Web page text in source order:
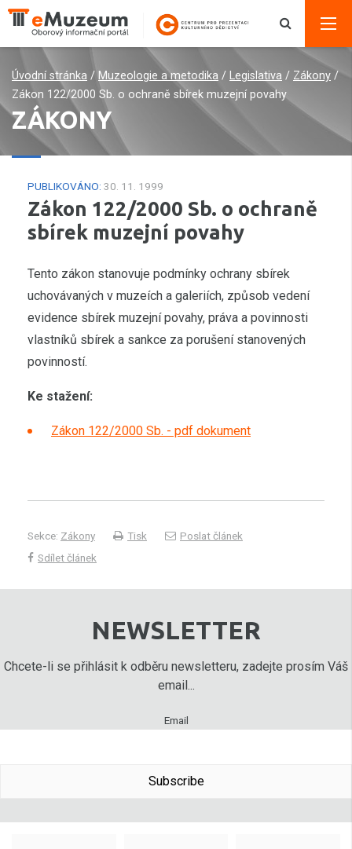
Úvodní stránka / Muzeologie a metodika / Legislativa / Zákony /
Zákon 122/2000 Sb. o ochraně sbírek muzejní povahy
ZÁKONY
PUBLIKOVÁNO: 30. 11. 1999
Zákon 122/2000 Sb. o ochraně
sbírek muzejní povahy
Tento zákon stanovuje podmínky ochrany sbírek
uchovávaných v muzeích a galeriích, způsob vedení
evidence sbírek muzejní povahy, práva a povinnosti
vlastníků sbírek a sankce za porušení stanovených
povinností.
Ke stažení:
Zákon 122/2000 Sb. - pdf dokument
Sekce: Zákony Tisk
Poslat článek
Sdílet článek
NEWSLETTER
Chcete-li se přihlásit k odběru newsletteru, zadejte prosím Váš
email...
Email
Subscribe